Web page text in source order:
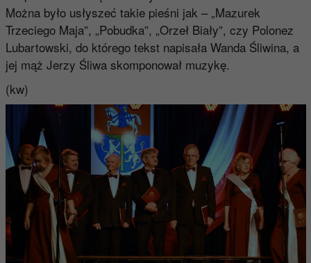
Można było usłyszeć takie pieśni jak – „Mazurek
Trzeciego Maja”, „Pobudka”, „Orzeł Biały”, czy Polonez
Lubartowski, do którego tekst napisała Wanda Śliwina, a
jej mąż Jerzy Śliwa skomponował muzykę.
(kw)